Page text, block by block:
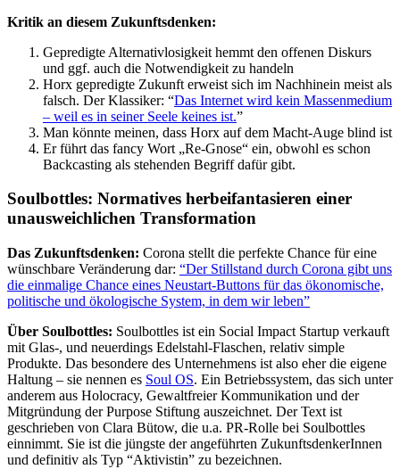
Kritik an diesem Zukunftsdenken:
Gepredigte Alternativlosigkeit hemmt den offenen Diskurs
und ggf. auch die Notwendigkeit zu handeln
Horx gepredigte Zukunft erweist sich im Nachhinein meist als
falsch. Der Klassiker: “Das Internet wird kein Massenmedium
– weil es in seiner Seele keines ist.”
Man könnte meinen, dass Horx auf dem Macht-Auge blind ist
Er führt das fancy Wort „Re-Gnose“ ein, obwohl es schon
Backcasting als stehenden Begriff dafür gibt.
Soulbottles: Normatives herbeifantasieren einer
unausweichlichen Transformation
Das Zukunftsdenken: Corona stellt die perfekte Chance für eine
wünschbare Veränderung dar: “Der Stillstand durch Corona gibt uns
die einmalige Chance eines Neustart-Buttons für das ökonomische,
politische und ökologische System, in dem wir leben”
Über Soulbottles: Soulbottles ist ein Social Impact Startup verkauft
mit Glas-, und neuerdings Edelstahl-Flaschen, relativ simple
Produkte. Das besondere des Unternehmens ist also eher die eigene
Haltung – sie nennen es Soul OS. Ein Betriebssystem, das sich unter
anderem aus Holocracy, Gewaltfreier Kommunikation und der
Mitgründung der Purpose Stiftung auszeichnet. Der Text ist
geschrieben von Clara Bütow, die u.a. PR-Rolle bei Soulbottles
einnimmt. Sie ist die jüngste der angeführten ZukunftsdenkerInnen
und definitiv als Typ “Aktivistin” zu bezeichnen.